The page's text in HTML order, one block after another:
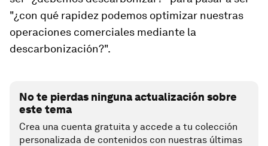
"¿con qué rapidez podemos optimizar nuestras
operaciones comerciales mediante la
descarbonización?".
No te pierdas ninguna actualización sobre
este tema
Crea una cuenta gratuita y accede a tu colección
personalizada de contenidos con nuestras últimas